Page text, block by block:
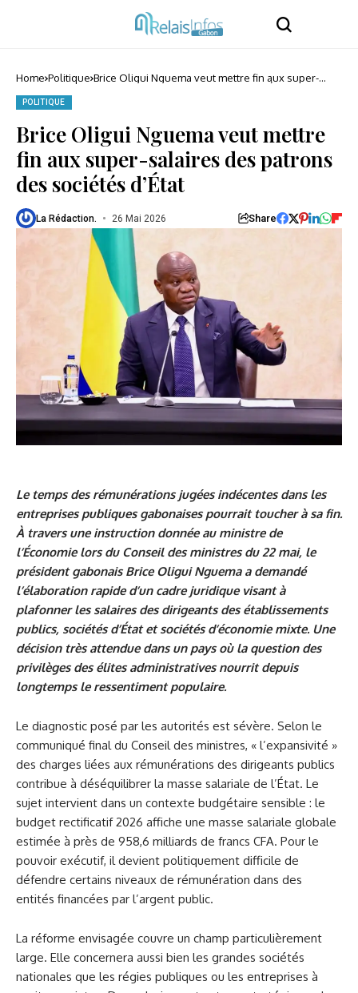
Home Politique Brice Oligui Nguema veut mettre fin aux super-
POLITIQUE
Brice Oligui Nguema veut mettre
fin aux super-salaires des patrons
des sociétés d’État
La Rédaction. 26 Mai 2026 Share
Le temps des rémunérations jugées indécentes dans les
entreprises publiques gabonaises pourrait toucher à sa fin.
À travers une instruction donnée au ministre de
l’Économie lors du Conseil des ministres du 22 mai, le
président gabonais Brice Oligui Nguema a demandé
l’élaboration rapide d’un cadre juridique visant à
plafonner les salaires des dirigeants des établissements
publics, sociétés d’État et sociétés d’économie mixte. Une
décision très attendue dans un pays où la question des
privilèges des élites administratives nourrit depuis
longtemps le ressentiment populaire.
Le diagnostic posé par les autorités est sévère. Selon le
communiqué final du Conseil des ministres, « l’expansivité »
des charges liées aux rémunérations des dirigeants publics
contribue à déséquilibrer la masse salariale de l’État. Le
sujet intervient dans un contexte budgétaire sensible : le
budget rectificatif 2026 affiche une masse salariale globale
estimée à près de 958,6 milliards de francs CFA. Pour le
pouvoir exécutif, il devient politiquement difficile de
défendre certains niveaux de rémunération dans des
entités financées par l’argent public.
La réforme envisagée couvre un champ particulièrement
large. Elle concernera aussi bien les grandes sociétés
nationales que les régies publiques ou les entreprises à